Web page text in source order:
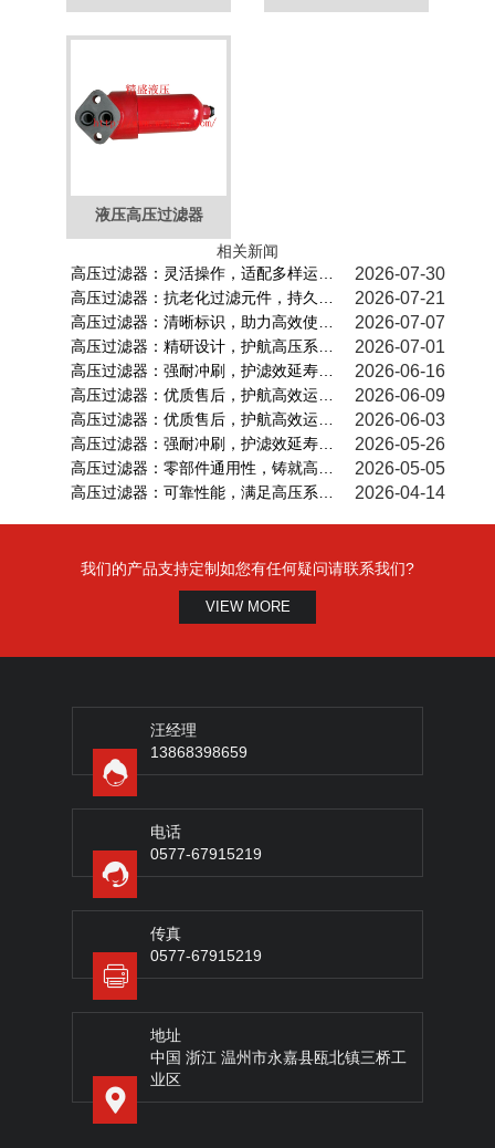
液压高压过滤器
相关新闻
2026-07-30
高压过滤器：灵活操作，适配多样运…
2026-07-21
高压过滤器：抗老化过滤元件，持久…
2026-07-07
高压过滤器：清晰标识，助力高效使…
2026-07-01
高压过滤器：精研设计，护航高压系…
2026-06-16
高压过滤器：强耐冲刷，护滤效延寿…
2026-06-09
高压过滤器：优质售后，护航高效运…
2026-06-03
高压过滤器：优质售后，护航高效运…
2026-05-26
高压过滤器：强耐冲刷，护滤效延寿…
2026-05-05
高压过滤器：零部件通用性，铸就高…
2026-04-14
高压过滤器：可靠性能，满足高压系…
我们的产品支持定制如您有任何疑问请联系我们?
VIEW MORE
汪经理
13868398659
电话
0577-67915219
传真
0577-67915219
地址
中国 浙江 温州市永嘉县瓯北镇三桥工
业区